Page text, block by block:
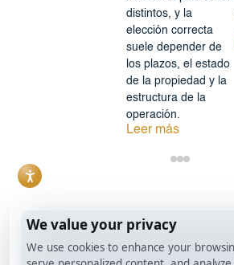
distintos, y la
elección correcta
suele depender de
los plazos, el estado
de la propiedad y la
estructura de la
operación.
Leer más